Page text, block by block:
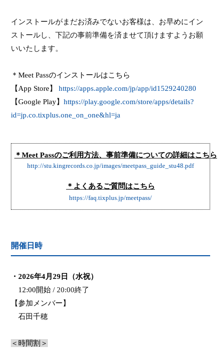
インストールがまだお済みでないお客様は、お早めにイン
ストールし、下記の事前準備を済ませて頂けますようお願
いいたします。
＊Meet Passのインストールはこちら
【 App Store 】https://apps.apple.com/jp/app/id1529240280
【Google Play】https://play.google.com/store/apps/details?
id=jp.co.tixplus.one_on_one&hl=ja
＊Meet Passのご利用方法、事前準備についての詳細はこちら
http://stu.kingrecords.co.jp/images/meetpass_guide_stu48.pdf
＊よくあるご質問はこちら
https://faq.tixplus.jp/meetpass/
開催日時
・2026年4月29 日（水祝）
12:00開始/ 20:00終了
【参加メンバー】
石田千穂
＜時間割＞